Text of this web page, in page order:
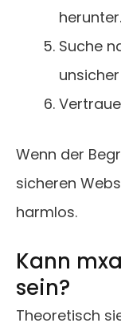
herunter.
Suche
Wenn der
sicheren
harmlos.
Kann
sein?
Theoretisch